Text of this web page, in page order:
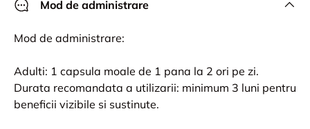
Mod de administrare
Mod de administrare:
Adulti: 1 capsula moale de 1 pana la 2 ori pe zi.
Durata recomandata a utilizarii: minimum 3 luni pentru
beneficii vizibile si sustinute.